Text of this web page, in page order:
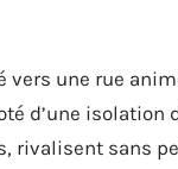
vers une rue
d’une
rivalisent sans